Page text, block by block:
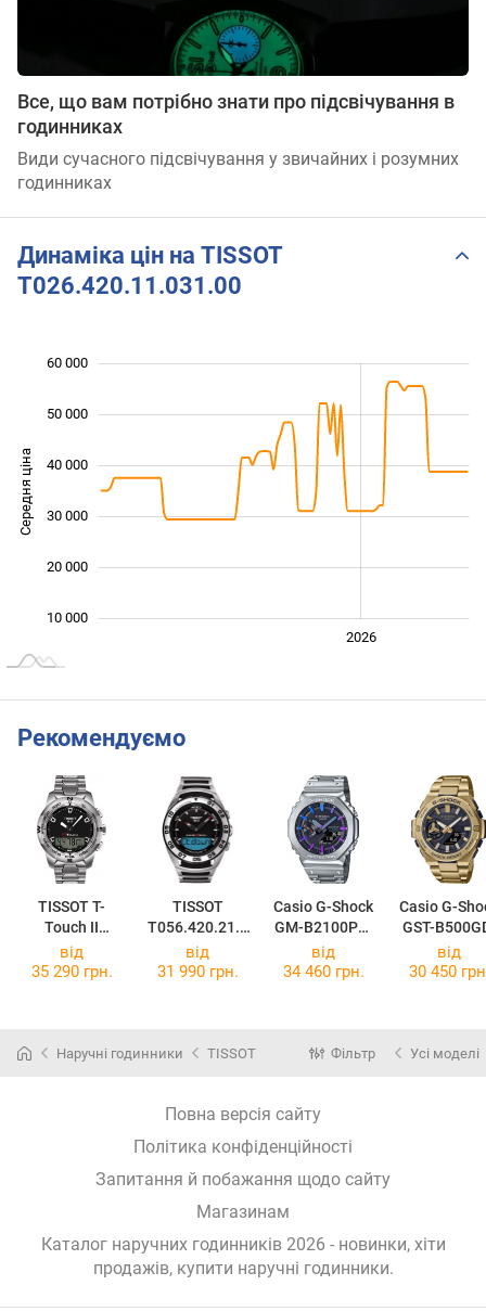
Все, що вам потрібно знати про підсвічування в
годинниках
Види сучасного підсвічування у звичайних і розумних
годинниках
Динаміка цін на TISSOT
T026.420.11.031.00
Середня ціна
10 000
20 000
30 000
40 000
50 000
60 000
2026
Рекомендуємо
TISSOT T-
Touch II
Stainless Steel
T047.420.11.0
TISSOT
T056.420.21.0
51.00
Casio G-Shock
GM-B2100PC-
1A
Casio G-
GST-
9A
від
35 290 грн.
від
31 990 грн.
від
34 460 грн.
від
30 450
Наручні годинники TISSOT Фільтр Усі моделі
Повна версія сайту
Політика конфіденційності
Запитання й побажання щодо сайту
Магазинам
Каталог наручних годинників 2026 - новинки, хіти
продажів, купити наручні годинники.